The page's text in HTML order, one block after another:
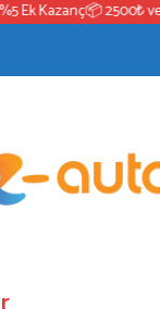
Kazanç📦 2500₺ ve